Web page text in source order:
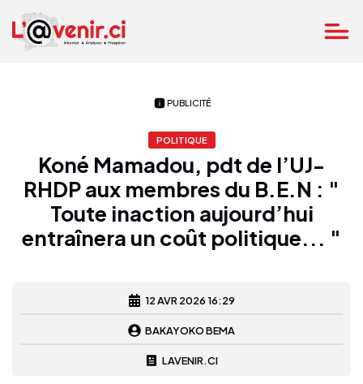
PUBLICITÉ
POLITIQUE
Koné Mamadou, pdt de l’UJ-
RHDP aux membres du B.E.N : "
Toute inaction aujourd’hui
entraînera un coût politique... "
12 AVR 2026 16:29
BAKAYOKO BEMA
LAVENIR.CI